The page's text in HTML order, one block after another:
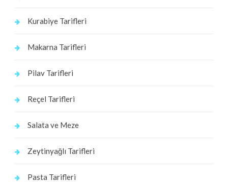
Kurabiye Tarifleri
Makarna Tarifleri
Pilav Tarifleri
Reçel Tarifleri
Salata ve Meze
Zeytinyağlı Tarifleri
Pasta Tarifleri